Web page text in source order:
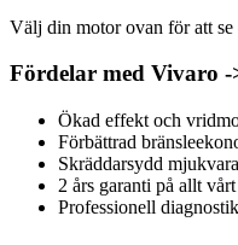
Välj din motor ovan för att
Fördelar med Vivaro -
Ökad effekt och
Förbättrad
Skräddarsydd
2 års garanti på allt
Professionell